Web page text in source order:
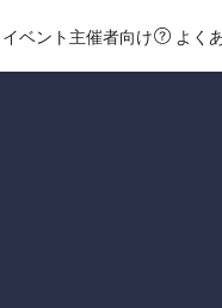
イベント主催者向け よく